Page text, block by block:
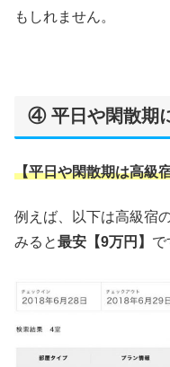
もしれません。
④ 平日や閑散期
【平日や閑散期は高級
例えば、以下は高級宿
みると最安【9万円】 で